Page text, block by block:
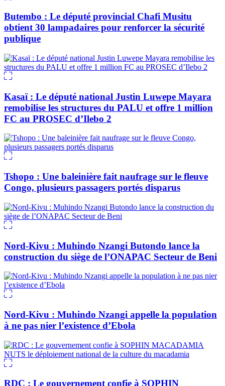
Butembo : Le député provincial Chafi Musitu
obtient 30 lampadaires pour renforcer la sécurité
publique
Kasaï : Le député national Justin Luwepe Mayara
remobilise les structures du PALU et offre 1 million
FC au PROSEC d’Ilebo 2
Tshopo : Une baleinière fait naufrage sur le fleuve
Congo, plusieurs passagers portés disparus
Nord-Kivu : Muhindo Nzangi Butondo lance la
construction du siège de l’ONAPAC Secteur de Beni
Nord-Kivu : Muhindo Nzangi appelle la population
à ne pas nier l’existence d’Ebola
RDC : Le gouvernement confie à SOPHIN